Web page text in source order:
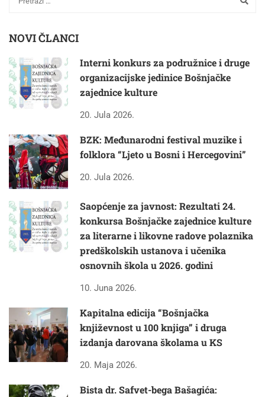
NOVI ČLANCI
Interni konkurs za podružnice i druge
organizacijske jedinice Bošnjačke
zajednice kulture
20. Jula 2026.
BZK: Međunarodni festival muzike i
folklora “Ljeto u Bosni i Hercegovini”
20. Jula 2026.
Saopćenje za javnost: Rezultati 24.
konkursa Bošnjačke zajednice kulture
za literarne i likovne radove polaznika
predškolskih ustanova i učenika
osnovnih škola u 2026. godini
10. Juna 2026.
Kapitalna edicija “Bošnjačka
književnost u 100 knjiga” i druga
izdanja darovana školama u KS
20. Maja 2026.
Bista dr. Safvet-bega Bašagića: